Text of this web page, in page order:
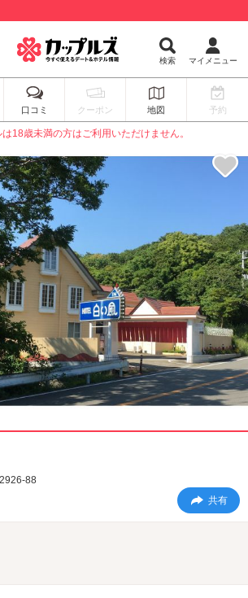
検索 マイメニュー
口コミ クーポン 地図 予約
18歳未満の方はご利用いただけません。
88
共有